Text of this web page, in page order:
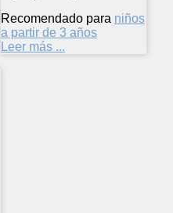
Recomendado para niños
a partir de 3 años
Leer más ...